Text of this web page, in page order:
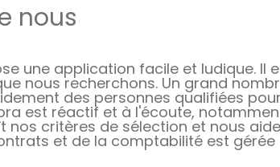
nous
une application facile et ludique. Il
nous recherchons. Un grand
des personnes qualifiées
est réactif et à l'écoute,
nos critères de sélection et nous
et de la comptabilité est